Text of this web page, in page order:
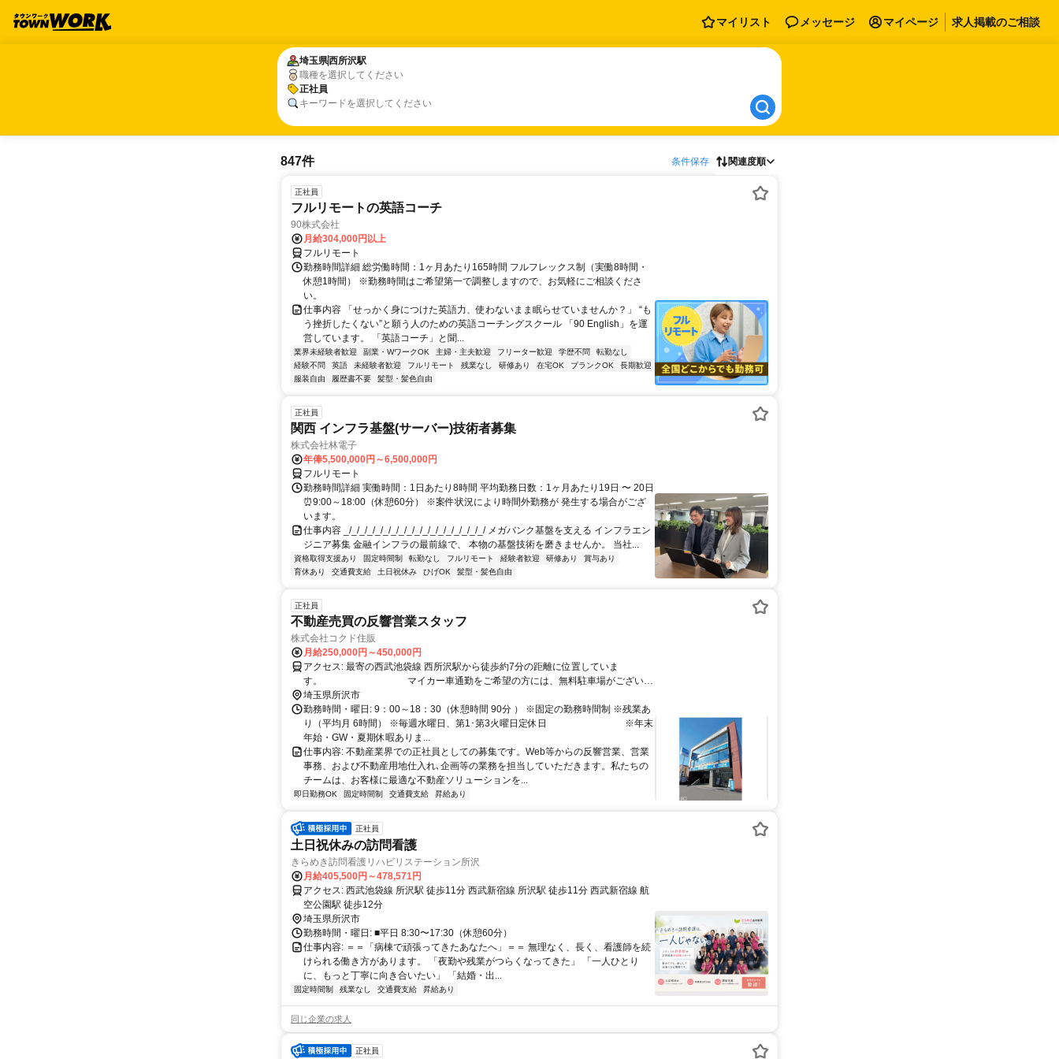
マイリスト メッセージ マイページ 求人掲載のご相談
埼玉県西所沢駅
職種を選択してください
正社員
キーワードを選択してください
埼玉県西所沢駅
正社員
847件 条件保存 関連度順
正社員
フルリモートの英語コーチ
90株式会社
月給304,000円以上
フルリモート
勤務時間詳細 総労働時間：1ヶ月あたり165時間 フルフレックス制（実働8時間・
休憩1時間） ※勤務時間はご希望第一で調整しますので、お気軽にご相談くださ
い。
仕事内容 「せっかく身につけた英語力、使わないまま眠らせていませんか？」 “も
う挫折したくない”と願う人のための英語コーチングスクール 「90 English」を運
営しています。 「英語コーチ」と聞...
業界未経験者歓迎 副業・WワークOK 主婦・主夫歓迎 フリーター歓迎 学歴不問
転勤なし
経験不問
英語 未経験者歓迎 フルリモート 残業なし 研修あり 在宅OK ブランクOK
長期歓迎
服装自由
履歴書不要 髪型・髪色自由
正社員
関西 インフラ基盤(サーバー)技術者募集
株式会社林電子
年俸5,500,000円～6,500,000円
フルリモート
勤務時間詳細 実働時間：1日あたり8時間 平均勤務日数：1ヶ月あたり19日 〜 20日
⏰9:00～18:00（休憩60分） ※案件状況により時間外勤務が 発生する場合がござ
います。
仕事内容 _/_/_/_/_/_/_/_/_/_/_/_/_/_/_/_/_/_/ メガバンク基盤を支える インフラエン
ジニア募集 金融インフラの最前線で、 本物の基盤技術を磨きませんか。 当社...
資格取得支援あり 固定時間制 転勤なし フルリモート 経験者歓迎 研修あり
賞与あり
育休あり
交通費支給 土日祝休み ひげOK 髪型・髪色自由
正社員
不動産売買の反響営業スタッフ
株式会社コクド住販
月給250,000円～450,000円
アクセス: 最寄の西武池袋線 西所沢駅から徒歩約7分の距離に位置していま
す。 マイカー車通勤をご希望の方には、無料駐車場がございま
す。ご相談ください。
埼玉県所沢市
勤務時間・曜日: 9：00～18：30（休憩時間 90分 ） ※固定の勤務時間制 ※残業あ
り（平均月 6時間） ※毎週水曜日、第1･第3火曜日定休日 ※年末
年始・GW・夏期休暇ありま...
仕事内容: 不動産業界での正社員としての募集です。Web等からの反響営業、営業
事務、および不動産用地仕入れ､企画等の業務を担当していただきます。私たちの
チームは、お客様に最適な不動産ソリューションを...
即日勤務OK 固定時間制 交通費支給 昇給あり
正社員
土日祝休みの訪問看護
きらめき訪問看護リハビリステーション所沢
月給405,500円～478,571円
アクセス: 西武池袋線 所沢駅 徒歩11分 西武新宿線 所沢駅 徒歩11分 西武新宿線 航
空公園駅 徒歩12分
埼玉県所沢市
勤務時間・曜日: ■平日 8:30〜17:30（休憩60分）
仕事内容: ＝＝「病棟で頑張ってきたあなたへ」＝＝ 無理なく、長く、看護師を続
けられる働き方があります。 「夜勤や残業がつらくなってきた」 「一人ひとり
に、もっと丁寧に向き合いたい」 「結婚・出...
固定時間制 残業なし 交通費支給 昇給あり
同じ企業の求人
正社員